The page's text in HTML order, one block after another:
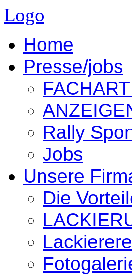
Logo
Home
Presse/jobs
Rally
Jobs
Unsere
Die